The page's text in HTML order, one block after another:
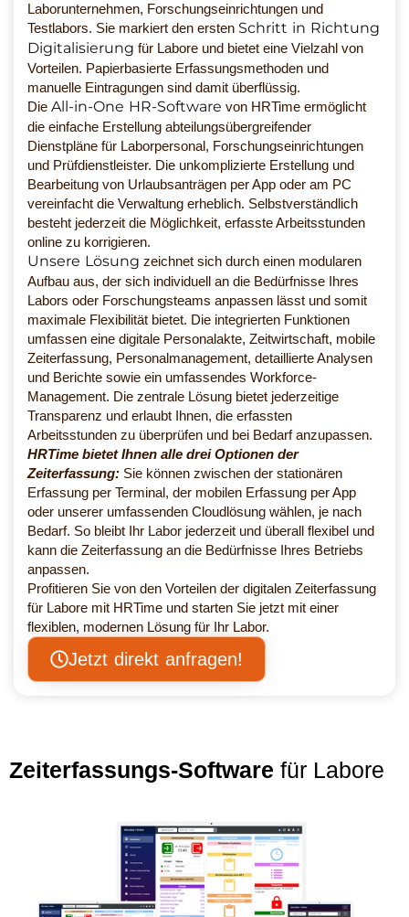
Laborunternehmen, Forschungseinrichtungen und
Testlabors. Sie markiert den ersten Schritt in Richtung
Digitalisierung für Labore und bietet eine Vielzahl von
Vorteilen. Papierbasierte Erfassungsmethoden und
manuelle Eintragungen sind damit überflüssig.
Die All-in-One HR-Software von HRTime ermöglicht
die einfache Erstellung abteilungsübergreifender
Dienstpläne für Laborpersonal, Forschungseinrichtungen
und Prüfdienstleister. Die unkomplizierte Erstellung und
Bearbeitung von Urlaubsanträgen per App oder am PC
vereinfacht die Verwaltung erheblich. Selbstverständlich
besteht jederzeit die Möglichkeit, erfasste Arbeitsstunden
online zu korrigieren.
Unsere Lösung zeichnet sich durch einen modularen
Aufbau aus, der sich individuell an die Bedürfnisse Ihres
Labors oder Forschungsteams anpassen lässt und somit
maximale Flexibilität bietet. Die integrierten Funktionen
umfassen eine digitale Personalakte, Zeitwirtschaft, mobile
Zeiterfassung, Personalmanagement, detaillierte Analysen
und Berichte sowie ein umfassendes Workforce-
Management. Die zentrale Lösung bietet jederzeitige
Transparenz und erlaubt Ihnen, die erfassten
Arbeitsstunden zu überprüfen und bei Bedarf anzupassen.
HRTime bietet Ihnen alle drei Optionen der
Zeiterfassung: Sie können zwischen der stationären
Erfassung per Terminal, der mobilen Erfassung per App
oder unserer umfassenden Cloudlösung wählen, je nach
Bedarf. So bleibt Ihr Labor jederzeit und überall flexibel und
kann die Zeiterfassung an die Bedürfnisse Ihres Betriebs
anpassen.
Profitieren Sie von den Vorteilen der digitalen Zeiterfassung
für Labore mit HRTime und starten Sie jetzt mit einer
flexiblen, modernen Lösung für Ihr Labor.
Jetzt direkt anfragen!
Zeiterfassungs-Software für Labore